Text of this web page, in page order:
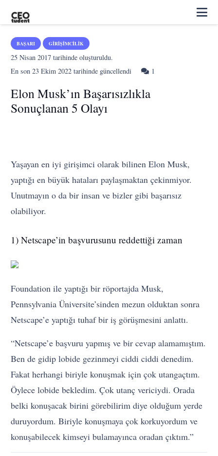
BAŞARI GIRIŞIMCILIK
25 Nisan 2017 tarihinde oluşturuldu.
En son23 Ekim 2022 tarihinde güncellendi 1
Elon Musk’ın Başarısızlıkla
Sonuçlanan 5 Olayı
Yaşayan en iyi girişimci olarak bilinen Elon Musk,
yaptığı en büyük hataları paylaşmaktan çekinmiyor.
Unutmayın o da bir insan ve bizler gibi başarısız
olabiliyor.
1) Netscape’in başvurusunu reddettiği zaman
Foundation ile yaptığı bir röportajda Musk,
Pennsylvania Üniversite’sinden mezun olduktan sonra
Netscape’e yaptığı tuhaf bir iş görüşmesini anlattı.
“Netscape’e başvuru yapmış ve bir cevap alamamıştım.
Ben de gidip lobide gezinmeyi ciddi ciddi denedim.
Fakat herhangi biriyle konuşmak için çok utangaçtım.
Öylece lobide bekledim. Çok utanç vericiydi. Orada
belki konuşacak birini görebilirim diye olduğum yerde
duruyordum. Biriyle konuşmaya çok korkuyordum ve
konuşabilecek kimseyi bulamayınca oradan çıktım.”